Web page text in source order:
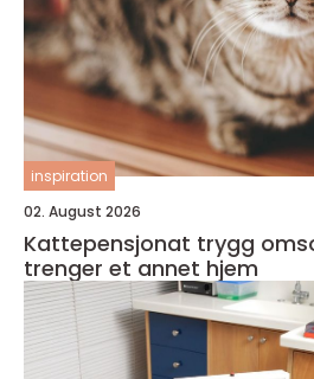
inspiration
02. August 2026
Kattepensjonat trygg omsorg når katten
trenger et annet hjem